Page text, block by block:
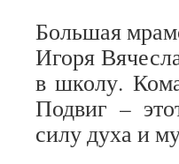
Большая
Игоря
в школу.
Подвиг –
силу духа и